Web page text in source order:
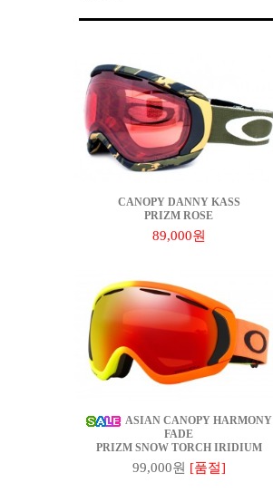
CANOPY DANNY KASS
PRIZM ROSE
89,000원
ASIAN CANOPY HARMONY
FADE
PRIZM SNOW TORCH IRIDIUM
99,000원 [품절]